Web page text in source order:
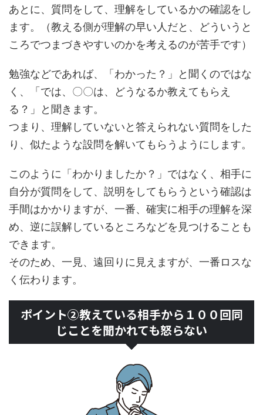
あとに、質問をして、理解をしているかの確認をし
ます。（教える側が理解の早い人だと、どういうと
ころでつまづきやすいのかを考えるのが苦手です）
勉強などであれば、「わかった？」と聞くのではな
く、「では、〇〇は、どうなるか教えてもらえ
る？」と聞きます。
つまり、理解していないと答えられない質問をした
り、似たような設問を解いてもらうようにします。
このように「わかりましたか？」ではなく、相手に
自分が質問をして、説明をしてもらうという確認は
手間はかかりますが、一番、確実に相手の理解を深
め、逆に誤解しているところなどを見つけることも
できます。
そのため、一見、遠回りに見えますが、一番ロスな
く伝わります。
ポイント②教えている相手から１００回同
じことを聞かれても怒らない